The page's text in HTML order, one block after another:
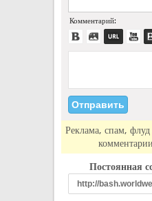
Комментарий:
Реклама, спам,
Постоянная